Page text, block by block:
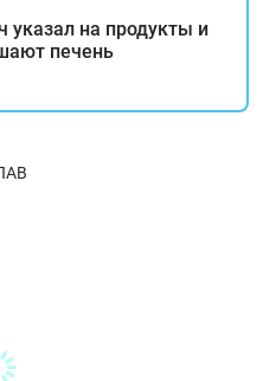
указал на продукты и
печень